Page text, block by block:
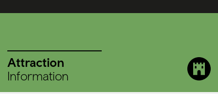
Attraction
Information